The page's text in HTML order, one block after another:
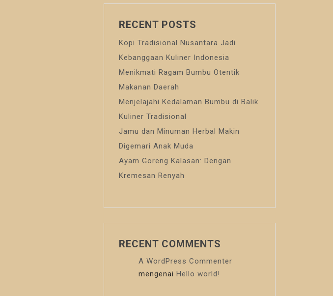
RECENT POSTS
Kopi Tradisional Nusantara Jadi
Kebanggaan Kuliner Indonesia
Menikmati Ragam Bumbu Otentik
Makanan Daerah
Menjelajahi Kedalaman Bumbu di Balik
Kuliner Tradisional
Jamu dan Minuman Herbal Makin
Digemari Anak Muda
Ayam Goreng Kalasan: Dengan
Kremesan Renyah
RECENT COMMENTS
A WordPress Commenter
mengenai Hello world!